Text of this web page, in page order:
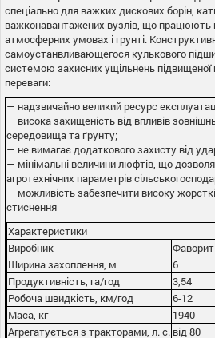
спеціально для важких дискових борін,
важконавантажених вузлів, що працюють
атмосферних умовах і грунті.
самоустанвливающегося кулькового
системою захисних ущільнень підвищеної
переваги:
— надзвичайно великий ресурс
— висока захищеність від впливів
середовища та ґрунту;
— не вимагає додаткового захисту від
— мінімальні величини люфтів, що
агротехнічних параметрів
— можливість забезпечити високу
стиснення
Характеристики
Виробник
Фаворит
Ширина захоплення, м
6
Продуктивність, га/год
3,54
Робоча швидкість, км/год
6-12
Маса, кг
1940
Агрегатується з тракторами, л. с. від 80